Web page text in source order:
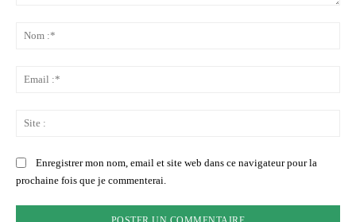
Enregistrer mon nom, email et site web dans ce navigateur pour la
prochaine fois que je commenterai.